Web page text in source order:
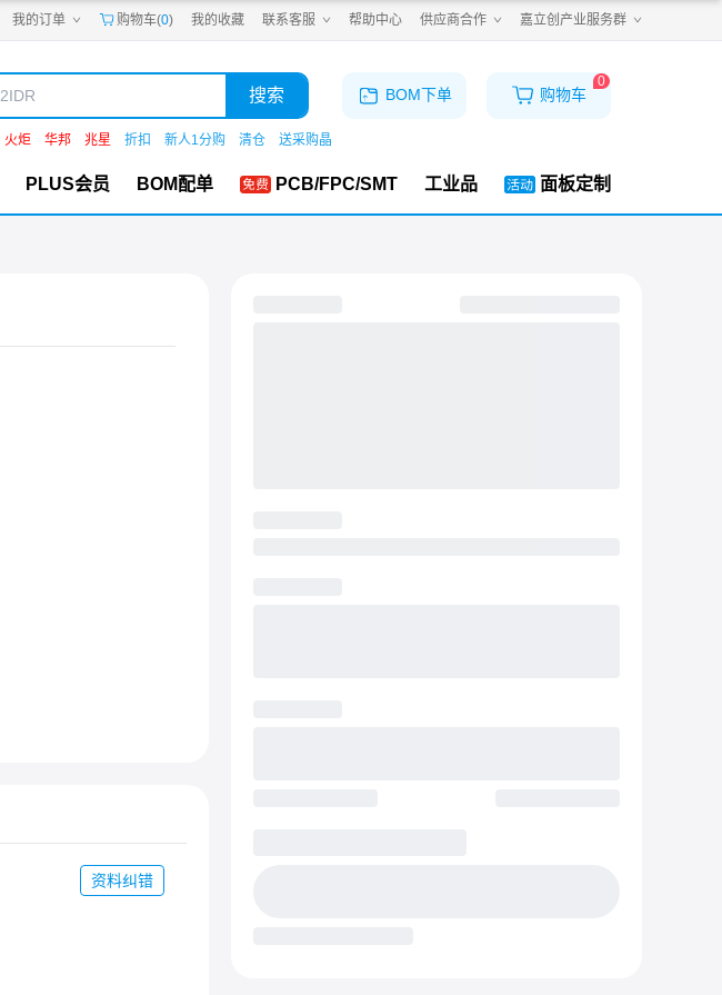
我的订单 购物车(0) 我的收藏 联系客服 帮助中心 供应商合作 嘉立创产业服务群
嘉立创PCB
嘉立创FA
机电工坊
搜索
火炬 华邦 兆星 折扣 新人1分购 清仓 送采购晶
BOM下单 购物车
0
PLUS会员 BOM配单 PCB/FPC/SMT 工业品 面板定制
资料纠错